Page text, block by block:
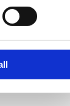
fler